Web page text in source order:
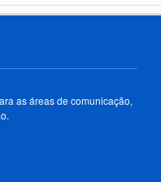
as áreas de comunicação,